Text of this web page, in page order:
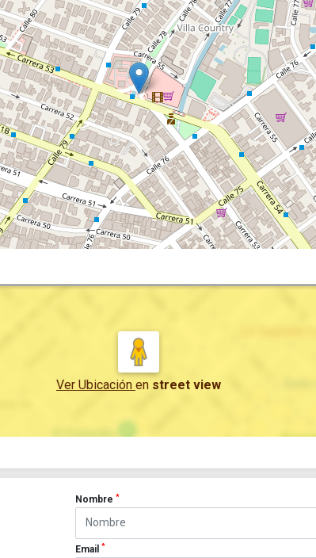
Ver Ubicación en street view
Nombre*
Email*